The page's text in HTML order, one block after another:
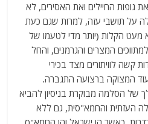
גופות החיילים ואת האסירים, לא
על תושבי עזה, למרות שגם כעת
מעט הקלות (יותר מדי לטעמו של
המצרים והגרמנים, והחל
קשה לוויתורים מצד בכירי
המצוקה ברצועה התגברה.
של הסלמה מבוקרת בניסיון להביא
העזתית והחמא"סית, גם ללא